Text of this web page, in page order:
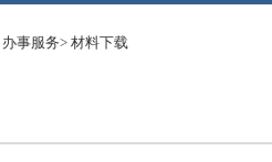
办事服务> 材料下载